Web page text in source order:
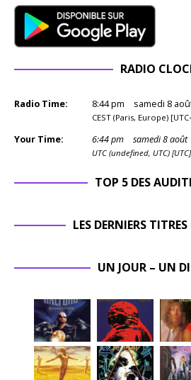
RADIO
Radio Time: 8:44pm samedi 8
CEST (Paris, Europe)
Your Time: 6:44pm samedi 8 août
UTC (undefined, UTC) [UTC]
TOP 5 DES
LES DERNIERS
UN JOUR – UN